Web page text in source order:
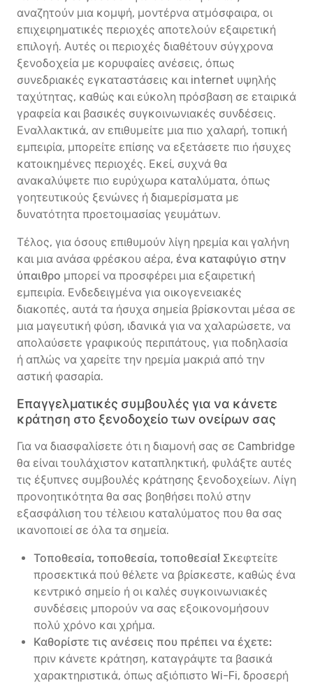
αναζητούν μια κομψή, μοντέρνα ατμόσφαιρα, οι
επιχειρηματικές περιοχές αποτελούν εξαιρετική
επιλογή. Αυτές οι περιοχές διαθέτουν σύγχρονα
ξενοδοχεία με κορυφαίες ανέσεις, όπως
συνεδριακές εγκαταστάσεις και internet υψηλής
ταχύτητας, καθώς και εύκολη πρόσβαση σε εταιρικά
γραφεία και βασικές συγκοινωνιακές συνδέσεις.
Εναλλακτικά, αν επιθυμείτε μια πιο χαλαρή, τοπική
εμπειρία, μπορείτε επίσης να εξετάσετε πιο ήσυχες
κατοικημένες περιοχές. Εκεί, συχνά θα
ανακαλύψετε πιο ευρύχωρα καταλύματα, όπως
γοητευτικούς ξενώνες ή διαμερίσματα με
δυνατότητα προετοιμασίας γευμάτων.
Τέλος, για όσους επιθυμούν λίγη ηρεμία και γαλήνη
και μια ανάσα φρέσκου αέρα, ένα καταφύγιο στην
ύπαιθρο μπορεί να προσφέρει μια εξαιρετική
εμπειρία. Ενδεδειγμένα για οικογενειακές
διακοπές, αυτά τα ήσυχα σημεία βρίσκονται μέσα σε
μια μαγευτική φύση, ιδανικά για να χαλαρώσετε, να
απολαύσετε γραφικούς περιπάτους, για ποδηλασία
ή απλώς να χαρείτε την ηρεμία μακριά από την
αστική φασαρία.
Επαγγελματικές συμβουλές για να κάνετε
κράτηση στο ξενοδοχείο των ονείρων σας
Για να διασφαλίσετε ότι η διαμονή σας σε Cambridge
θα είναι τουλάχιστον καταπληκτική, φυλάξτε αυτές
τις έξυπνες συμβουλές κράτησης ξενοδοχείων. Λίγη
προνοητικότητα θα σας βοηθήσει πολύ στην
εξασφάλιση του τέλειου καταλύματος που θα σας
ικανοποιεί σε όλα τα σημεία.
Τοποθεσία, τοποθεσία, τοποθεσία! Σκεφτείτε
προσεκτικά πού θέλετε να βρίσκεστε, καθώς ένα
κεντρικό σημείο ή οι καλές συγκοινωνιακές
συνδέσεις μπορούν να σας εξοικονομήσουν
πολύ χρόνο και χρήμα.
Καθορίστε τις ανέσεις που πρέπει να έχετε:
πριν κάνετε κράτηση, καταγράψτε τα βασικά
χαρακτηριστικά, όπως αξιόπιστο Wi-Fi, δροσερή